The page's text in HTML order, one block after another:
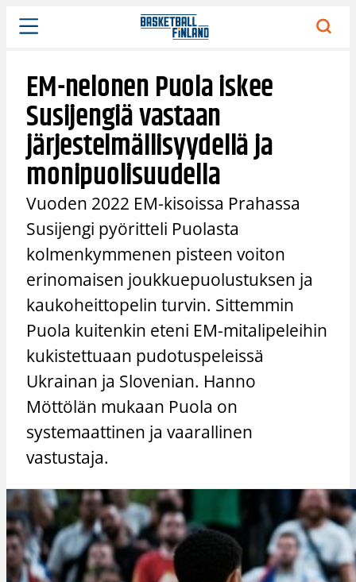
Siirry
sisältöön
EM-nelonen Puola iskee
Susijengiä vastaan
järjestelmällisyydellä ja
monipuolisuudella
Vuoden 2022 EM-kisoissa Prahassa
Susijengi pyöritteli Puolasta
kolmenkymmenen pisteen voiton
erinomaisen joukkuepuolustuksen ja
kaukoheittopelin turvin. Sittemmin
Puola kuitenkin eteni EM-mitalipeleihin
kukistettuaan pudotuspeleissä
Ukrainan ja Slovenian. Hanno
Möttölän mukaan Puola on
systemaattinen ja vaarallinen
vastustaja.